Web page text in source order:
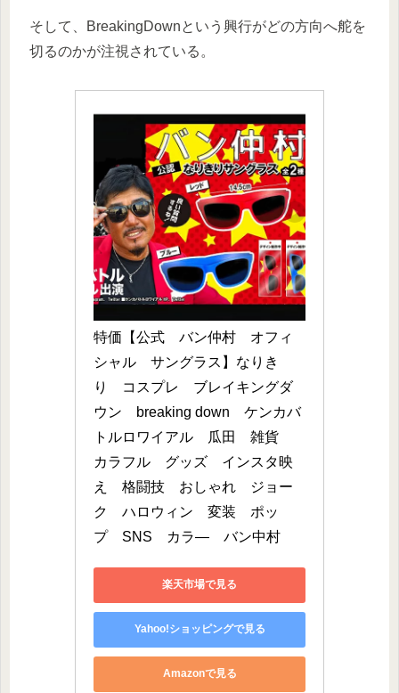
そして、BreakingDownという興行がどの方向へ舵を
切るのかが注視されている。
特価【公式　バン仲村　オフィ
シャル　サングラス】なりき
り　コスプレ　ブレイキングダ
ウン　breaking down　ケンカバ
トルロワイアル　瓜田　雑貨
カラフル　グッズ　インスタ映
え　格闘技　おしゃれ　ジョー
ク　ハロウィン　変装　ポッ
プ　SNS　カラ—　バン中村
楽天市場で見る
Yahoo!ショッピングで見る
Amazonで見る